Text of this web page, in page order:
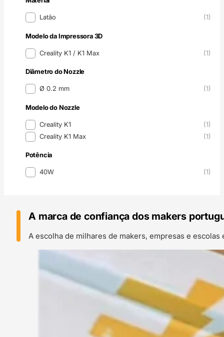
Material
Latão (1)
Modelo da Impressora 3D
Modelo da Impressora 3D
Creality K1 / K1 Max (1)
Diâmetro do Nozzle
Diâmetro do Nozzle
Ø 0.2 mm (1)
Modelo do Nozzle
Modelo do Nozzle
Creality K1
(1)
Creality K1 Max
(1)
Potência
Potência
40W (1)
A marca de confiança dos makers
A escolha de milhares de makers, empresas e escolas